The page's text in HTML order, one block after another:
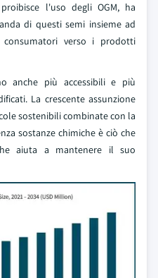
l'uso degli OGM, ha
di questi semi insieme ad
consumatori verso i prodotti
anche più accessibili e più
La crescente assunzione
sostenibili combinate con la
sostanze chimiche è ciò che
aiuta a mantenere il suo